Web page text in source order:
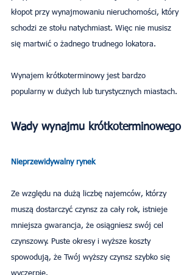
kłopot przy wynajmowaniu nieruchomości, który
schodzi ze stołu natychmiast. Więc nie musisz
się martwić o żadnego trudnego lokatora.
Wynajem krótkoterminowy jest bardzo
popularny w dużych lub turystycznych miastach.
Wady wynajmu krótkoterminowego
Nieprzewidywalny rynek
Ze względu na dużą liczbę najemców, którzy
muszą dostarczyć czynsz za cały rok, istnieje
mniejsza gwarancja, że osiągniesz swój cel
czynszowy. Puste okresy i wyższe koszty
spowodują, że Twój wyższy czynsz szybko się
wyczerpie.